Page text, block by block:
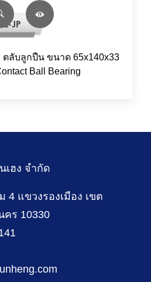
ตลับลูกปืน ขนาด 65x140x33
Ball Bearing
เฮง จำกัด
4 แขวงรองเมือง เขต
คร 10330